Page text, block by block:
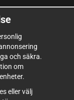
& Pneumatik
Inredning
och säkra.
om
eller välj